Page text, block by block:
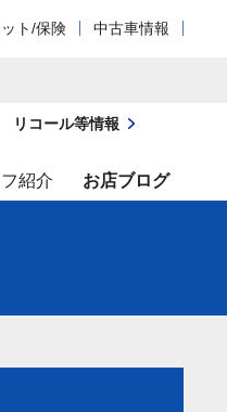
ト/保険 中古車情報
紹介 お店ブログ
リコール等情報